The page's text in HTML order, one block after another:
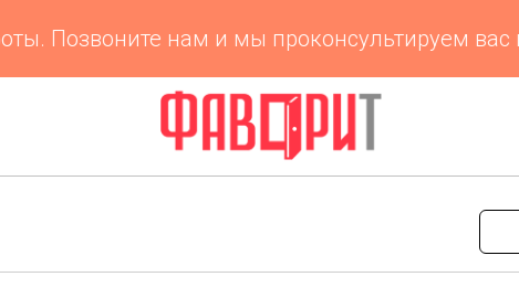
нам и мы проконсультируем вас по